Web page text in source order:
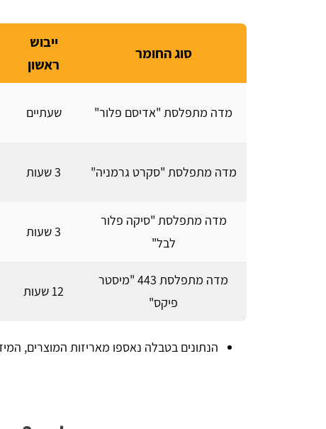
סוג החומר
ייבוש
ראשון
מדה מתפלסת "אדיסם פלור" שעתיים
מדה מתפלסת "סקרט גרמניה" 3 שעות
מדה מתפלסת "סיקה פלור
לבל"
3 שעות
מדה מתפלסת 443 "מיסטר
פיקס"
12 שעות
הנתונים בטבלה נאספו מאריזות המוצרים,